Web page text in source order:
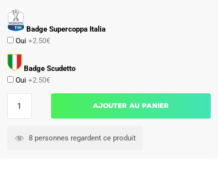
Badge Supercoppa Italia
Oui +2.50€
Badge Scudetto
Oui +2.50€
Sassuolo
Ajouter au panier
8 personnes regardent ce produit